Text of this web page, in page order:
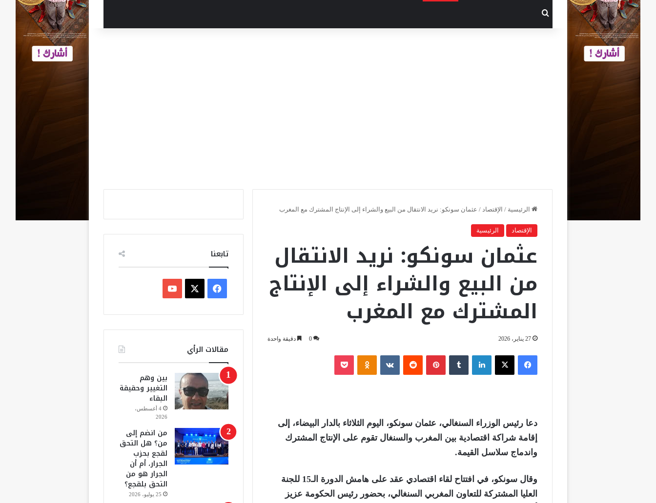
الرئيسية / الإقتصاد / عثمان سونكو: نريد الانتقال من البيع والشراء إلى الإنتاج المشترك مع المغرب
الإقتصاد الرئيسية
عثمان سونكو: نريد الانتقال
من البيع والشراء إلى الإنتاج
المشترك مع المغرب
27 يناير، 2026 0 دقيقة واحدة
فيسبوك ‫X لينكدإن بينتيريست
دعا رئيس الوزراء السنغالي، عثمان سونكو، اليوم الثلاثاء بالدار البيضاء، إلى
إقامة شراكة اقتصادية بين المغرب والسنغال تقوم على الإنتاج المشترك
واندماج سلاسل القيمة.
وقال سونكو، في افتتاح لقاء اقتصادي عقد على هامش الدورة الـ15 للجنة
العليا المشتركة للتعاون المغربي السنغالي، بحضور رئيس الحكومة عزيز
تابعنا
س
ب
ك
o
u
b
مقالات الرأي
بين وهم
التغيير وحقيقة
البقاء
4 أغسطس،
2026
من انضم إلى
من؟ هل التحق
لقجع بحزب
الجرار، أم أن
الجرار هو من
التحق بلقجع؟
25 يوليو، 2026